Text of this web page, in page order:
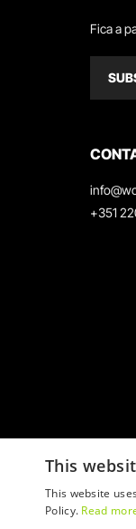
Fica a
+351
This
This website
Policy. Read